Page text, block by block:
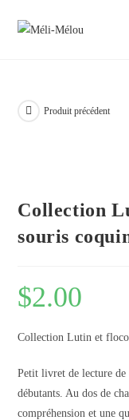
Produit précédent
Collection
souris
$2.00
Collection Lutin et
Petit livret de lecture de
débutants. Au dos de
compréhension et une